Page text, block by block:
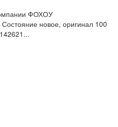
ФОХОУ
новое, оригинал 100